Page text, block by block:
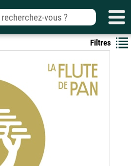
Filtres